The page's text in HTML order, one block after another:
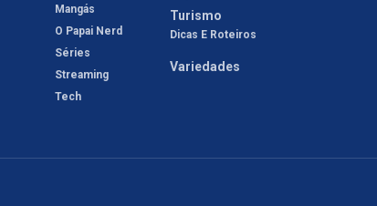
Mangás
O Papai Nerd
Séries
Streaming
Tech
Turismo
Dicas E Roteiros
Variedades